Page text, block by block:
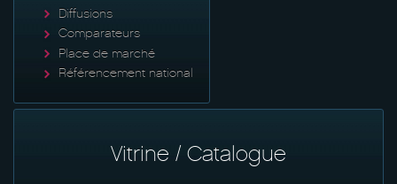
Diffusions
Comparateurs
Place de marché
Référencement national
Vitrine / Catalogue